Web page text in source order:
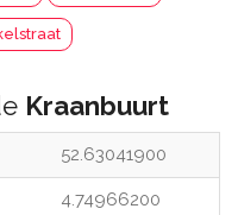
Kraanbuurt
52.63041900
4.74966200